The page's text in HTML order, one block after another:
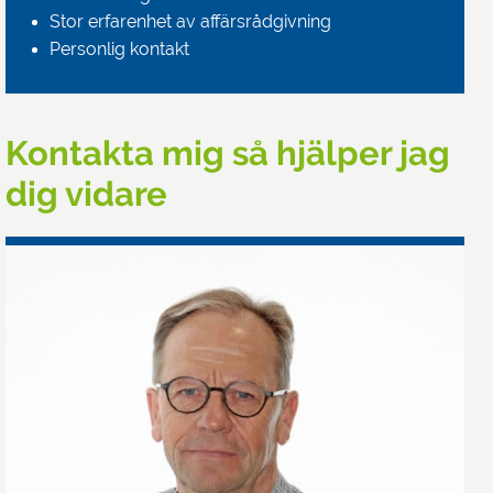
Stor erfarenhet av affärsrådgivning
Personlig kontakt
Kontakta mig så hjälper jag
dig vidare